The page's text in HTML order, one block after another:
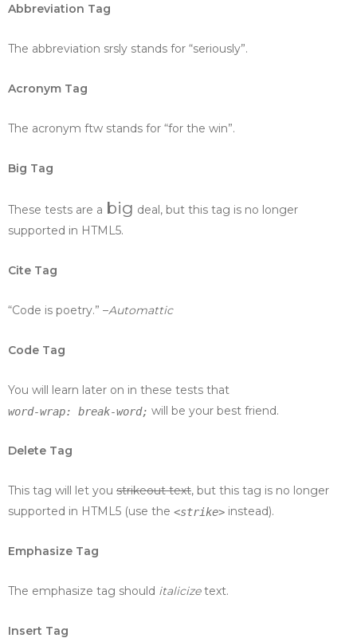
Abbreviation Tag
The abbreviation srsly stands for “seriously”.
Acronym Tag
The acronym ftw stands for “for the win”.
Big Tag
These tests are a big deal, but this tag is no longer
supported in HTML5.
Cite Tag
“Code is poetry.” –Automattic
Code Tag
You will learn later on in these tests that
word-wrap: break-word; will be your best friend.
Delete Tag
This tag will let you strikeout text, but this tag is no longer
supported in HTML5 (use the <strike> instead).
Emphasize Tag
The emphasize tag should italicizetext.
Insert Tag